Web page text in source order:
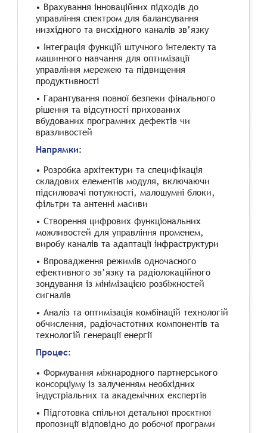
• Врахування інноваційних підходів до
управління спектром для балансування
низхідного та висхідного каналів зв’язку
• Інтеграція функцій штучного інтелекту та
машинного навчання для оптимізації
управління мережею та підвищення
продуктивності
• Гарантування повної безпеки фінального
рішення та відсутності прихованих
вбудованих програмних дефектів чи
вразливостей
Напрямки:
• Розробка архітектури та специфікація
складових елементів модуля, включаючи
підсилювачі потужності, малошумні блоки,
фільтри та антенні масиви
• Створення цифрових функціональних
можливостей для управління променем,
виробу каналів та адаптації інфраструктури
• Впровадження режимів одночасного
ефективного зв’язку та радіолокаційного
зондування із мінімізацією розбіжностей
сигналів
• Аналіз та оптимізація комбінацій технологій
обчислення, радіочастотних компонентів та
технологій генерації енергії
Процес:
• Формування міжнародного партнерського
консорціуму із залученням необхідних
індустріальних та академічних експертів
• Підготовка спільної детальної проєктної
пропозиції відповідно до робочої програми